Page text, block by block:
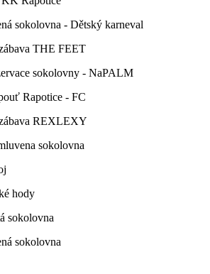
sokolovna - Dětský karneval
THE FEET
sokolovny - NaPALM
Rapotice - FC
REXLEXY
sokolovna
hody
sokolovna
sokolovna